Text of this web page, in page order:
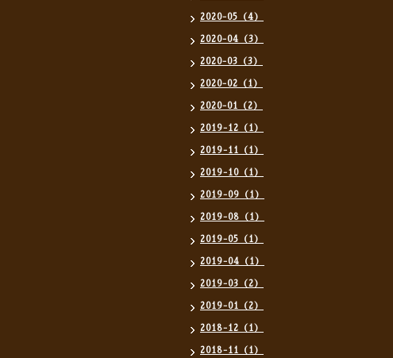
2020-05（4）
2020-04（3）
2020-03（3）
2020-02（1）
2020-01（2）
2019-12（1）
2019-11（1）
2019-10（1）
2019-09（1）
2019-08（1）
2019-05（1）
2019-04（1）
2019-03（2）
2019-01（2）
2018-12（1）
2018-11（1）